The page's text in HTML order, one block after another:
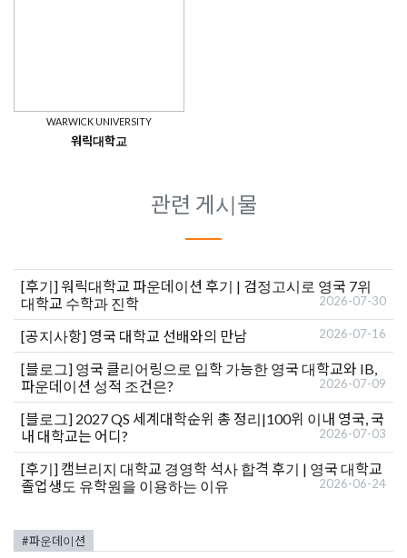
WARWICK UNIVERSITY
워릭대학교
관련 게시물
[후기] 워릭대학교 파운데이션 후기 | 검정고시로 영국 7위
대학교 수학과 진학
2026-07-30
[공지사항] 영국 대학교 선배와의 만남 2026-07-16
[블로그] 영국 클리어링으로 입학 가능한 영국 대학교와 IB,
파운데이션 성적 조건은?
2026-07-09
[블로그] 2027 QS 세계대학순위 총 정리|100위 이내 영국, 국
내 대학교는 어디?
2026-07-03
[후기] 캠브리지 대학교 경영학 석사 합격 후기 | 영국 대학교
졸업생도 유학원을 이용하는 이유
2026-06-24
#파운데이션